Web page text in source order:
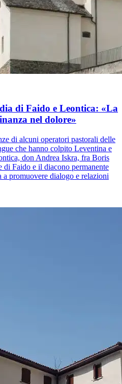
di Faido e Leontica: «La
nel dolore»
di alcuni operatori pastorali delle
che hanno colpito Leventina e
don Andrea Iskra, fra Boris
di Faido e il diacono permanente
promuovere dialogo e relazioni